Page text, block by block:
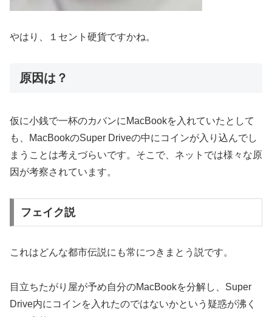
やはり、１セント硬貨ですかね。
原因は？
仮に小銭で一杯のカバンにMacBookを入れていたとして
も、MacBookのSuper Driveの中にコインが入り込んでし
まうことは考えづらいです。そこで、ネットでは様々な原
因が考察されています。
フェイク説
これはどんな都市伝説にも常につきまとう説です。
目立ちたがり屋が予め自分のMacBookを分解し、Super
Drive内にコインを入れたのではないかという疑惑が沸く